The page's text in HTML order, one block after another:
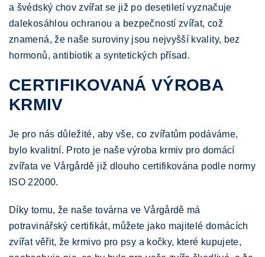
a švédský chov zvířat se již po desetiletí vyznačuje
dalekosáhlou ochranou a bezpečností zvířat, což
znamená, že naše suroviny jsou nejvyšší kvality, bez
hormonů, antibiotik a syntetických přísad.
CERTIFIKOVANÁ VÝROBA
KRMIV
Je pro nás důležité, aby vše, co zvířatům podáváme,
bylo kvalitní. Proto je naše výroba krmiv pro domácí
zvířata ve Vårgårdě již dlouho certifikována podle normy
ISO 22000.
Díky tomu, že naše továrna ve Vårgårdě má
potravinářský certifikát, můžete jako majitelé domácích
zvířat věřit, že krmivo pro psy a kočky, které kupujete,